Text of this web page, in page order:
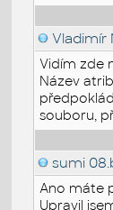
Vladimír
Vidím zde
Název
souboru,
sumi
Ano máte
Upravil